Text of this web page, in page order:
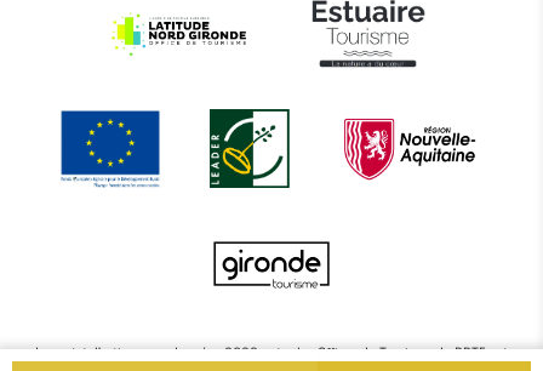
Le projet d’actions coordonnées 2022 entre les Offices de Tourisme de BBTE est